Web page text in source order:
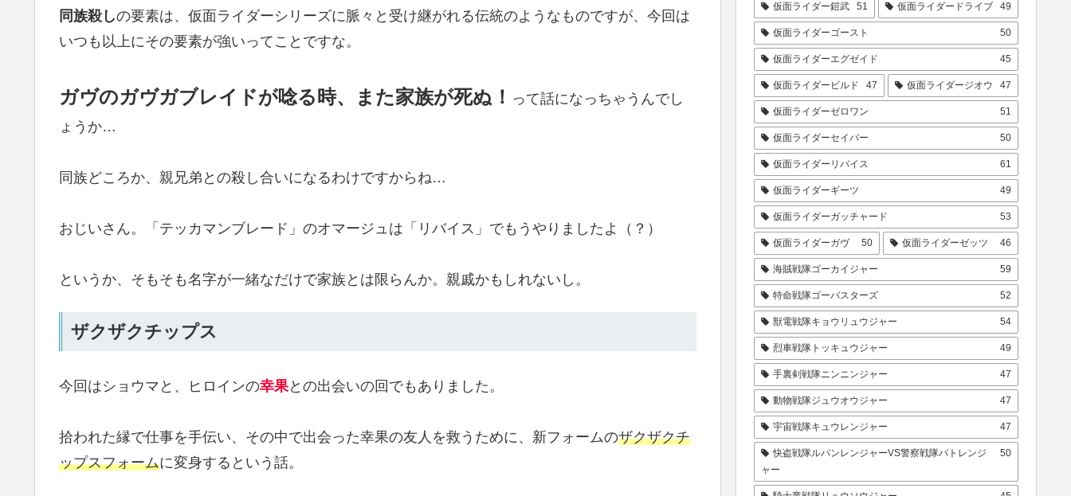
同族殺しの要素は、仮面ライダーシリーズに脈々と受け継がれる伝統のようなものですが、今回は
いつも以上にその要素が強いってことですな。
ガヴのガヴガブレイドが唸る時、また家族が死ぬ！ って話になっちゃうんでし
ょうか…
同族どころか、親兄弟との殺し合いになるわけですからね…
おじいさん。「テッカマンブレード」のオマージュは「リバイス」でもうやりましたよ（？）
というか、そもそも名字が一緒なだけで家族とは限らんか。親戚かもしれないし。
ザクザクチップス
今回はショウマと、ヒロインの幸果との出会いの回でもありました。
拾われた縁で仕事を手伝い、その中で出会った幸果の友人を救うために、新フォームのザクザクチ
ップスフォームに変身するという話。
仮面ライダー鎧武 51 仮面ライダードライブ 49
仮面ライダーゴースト 50
仮面ライダーエグゼイド 45
仮面ライダービルド 47 仮面ライダージオウ 47
仮面ライダーゼロワン 51
仮面ライダーセイバー 50
仮面ライダーリバイス 61
仮面ライダーギーツ 49
仮面ライダーガッチャード 53
仮面ライダーガヴ 50 仮面ライダーゼッツ 46
海賊戦隊ゴーカイジャー 59
特命戦隊ゴーバスターズ 52
獣電戦隊キョウリュウジャー 54
烈車戦隊トッキュウジャー 49
手裏剣戦隊ニンニンジャー 47
動物戦隊ジュウオウジャー 47
宇宙戦隊キュウレンジャー 47
快盗戦隊ルパンレンジャーVS警察戦隊パトレンジ
ャー
50